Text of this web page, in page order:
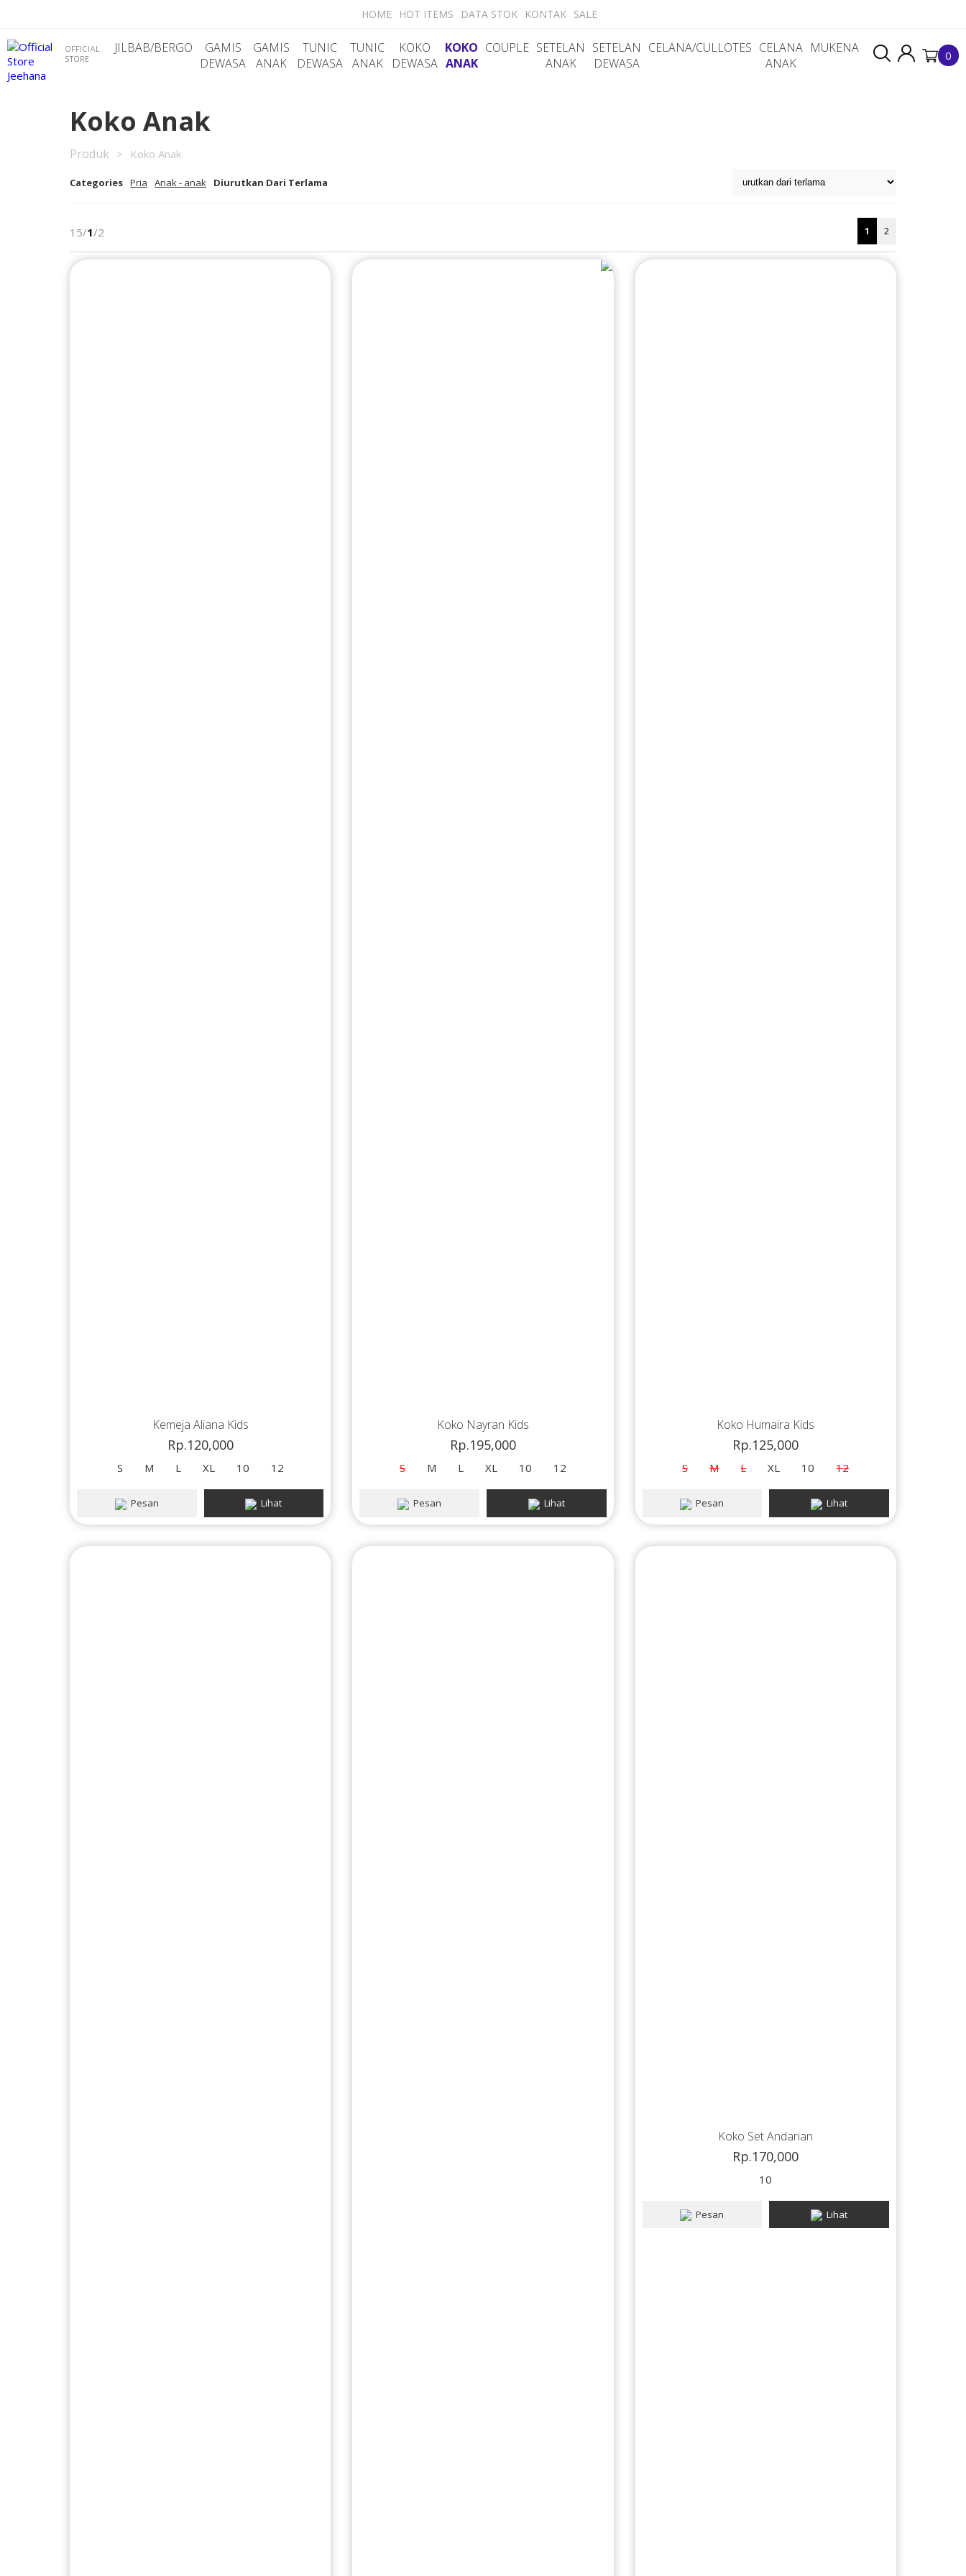
HOME HOT ITEMS DATA STOK KONTAK SALE
OFFICIAL
STORE
JILBAB/BERGO
GAMIS
DEWASA
GAMIS
ANAK
TUNIC
DEWASA
TUNIC
ANAK
KOKO
DEWASA
KOKO
ANAK
COUPLE SETELAN
ANAK
SETELAN
DEWASA
CELANA/CULLOTES CELANA
ANAK
MUKENA 0
Koko Anak
Produk > Koko Anak
Categories Pria Anak - anak Diurutkan Dari Terlama
15/1/2 1 2
Kemeja Aliana Kids
Rp.120,000
S M L XL 10 12
Pesan Lihat
Koko Nayran Kids
Rp.195,000
S M L XL 10 12
Pesan Lihat
Koko Humaira Kids
Rp.125,000
S M L XL 10 12
Pesan Lihat
Koko Set Andarian
Rp.170,000
10
Pesan Lihat